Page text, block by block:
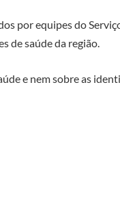
por equipes do
de saúde da região.
e nem sobre as